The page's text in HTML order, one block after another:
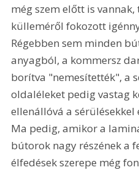
még szem előtt is
külleméről fokozott
Régebben sem minden
anyagból, a kommersz
borítva "nemesítették", a
oldaléleket pedig vastag
ellenállóvá a sérülésekkel
Ma pedig, amikor a
bútorok nagy részének a
élfedések szerepe még